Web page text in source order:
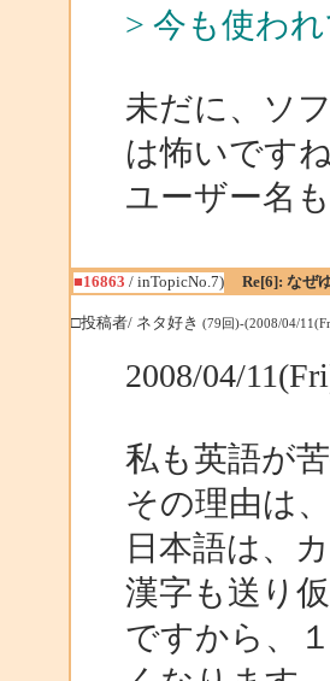
> 今も使わ
未だに、ソ
は怖いですね
ユーザー名
■16863 / inTopicNo.7) Re[6]: なぜ
□投稿者/ ネタ好き (79回)-(2008/04/
2008/04/
私も英語が
その理由は
日本語は、
漢字も送り
ですから、